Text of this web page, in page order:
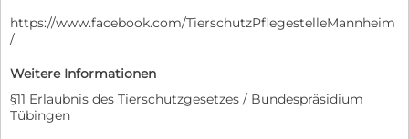
https://www.facebook.com/TierschutzPflegestelleMannheim
/
Weitere Informationen
§11 Erlaubnis des Tierschutzgesetzes / Bundespräsidium
Tübingen